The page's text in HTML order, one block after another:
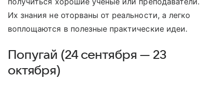
Их знания не оторваны от реальности, а легко
воплощаются в полезные практические идеи.
Попугай (24 сентября — 23
октября)